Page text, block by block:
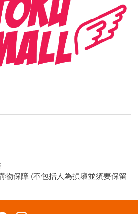
物保障 (不包括人為損壞並須要保留